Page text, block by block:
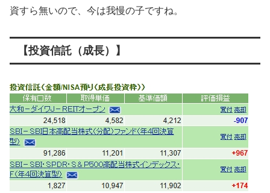
資すら無いので、今は我慢の子ですね。
【投資信託（成長）】